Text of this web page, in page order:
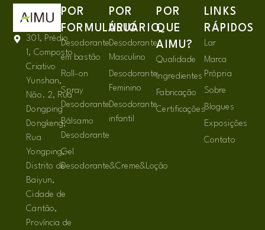
301, Prédio
1, Composto
Criativo
Yunshan,
Não. 2, Rua
Dongping
Dongkeng,
Rua
Yongping,
Distrito de
Baiyun,
Cidade de
Cantão,
Província de
POR
FORMULÁRIO
Desodorante
em bastão
Roll-on
Spray
Desodorante
Bálsamo
Desodorante
Gel
Desodorante&Creme&Loção
POR
USUÁRIO
Desodorante
Masculino
Desodorante
Feminino
Desodorante
infantil
POR
QUE
AIMU?
Qualidade
Ingredientes
Fabricação
Certificações
LINKS
RÁPIDOS
Lar
Marca
Própria
Sobre
Blogues
Exposições
Contato